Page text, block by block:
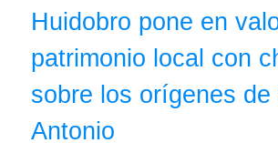
Huidobro pone en
patrimonio local con
sobre los orígenes de
Antonio